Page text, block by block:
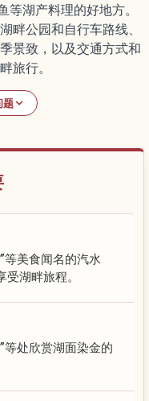
等湖产料理的好地方。
畔公园和自行车路线、
景致，以及交通方式和
旅行。
题
等美食闻名的汽水
湖畔旅程。
等处欣赏湖面染金的